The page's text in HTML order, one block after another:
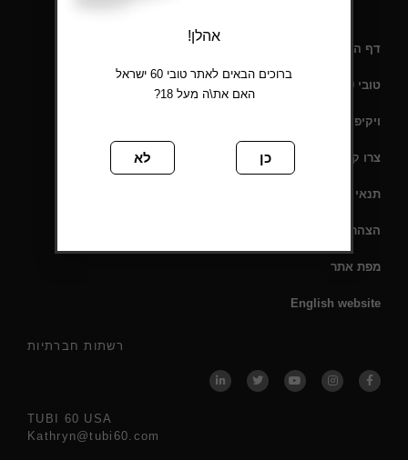
רשתות חברתיות
TUBI 60 USA
Kathryn@tubi60.com
דף הבית
טובי 60 – תעודת כשרות
ויקיפדיה
צרו קשר
תנאי שימוש
הצהרת נגישות
מפת אתר
English website
אהלן!
ברוכים הבאים לאתר טובי 60 ישראל
האם את\ה מעל 18?
כן לא